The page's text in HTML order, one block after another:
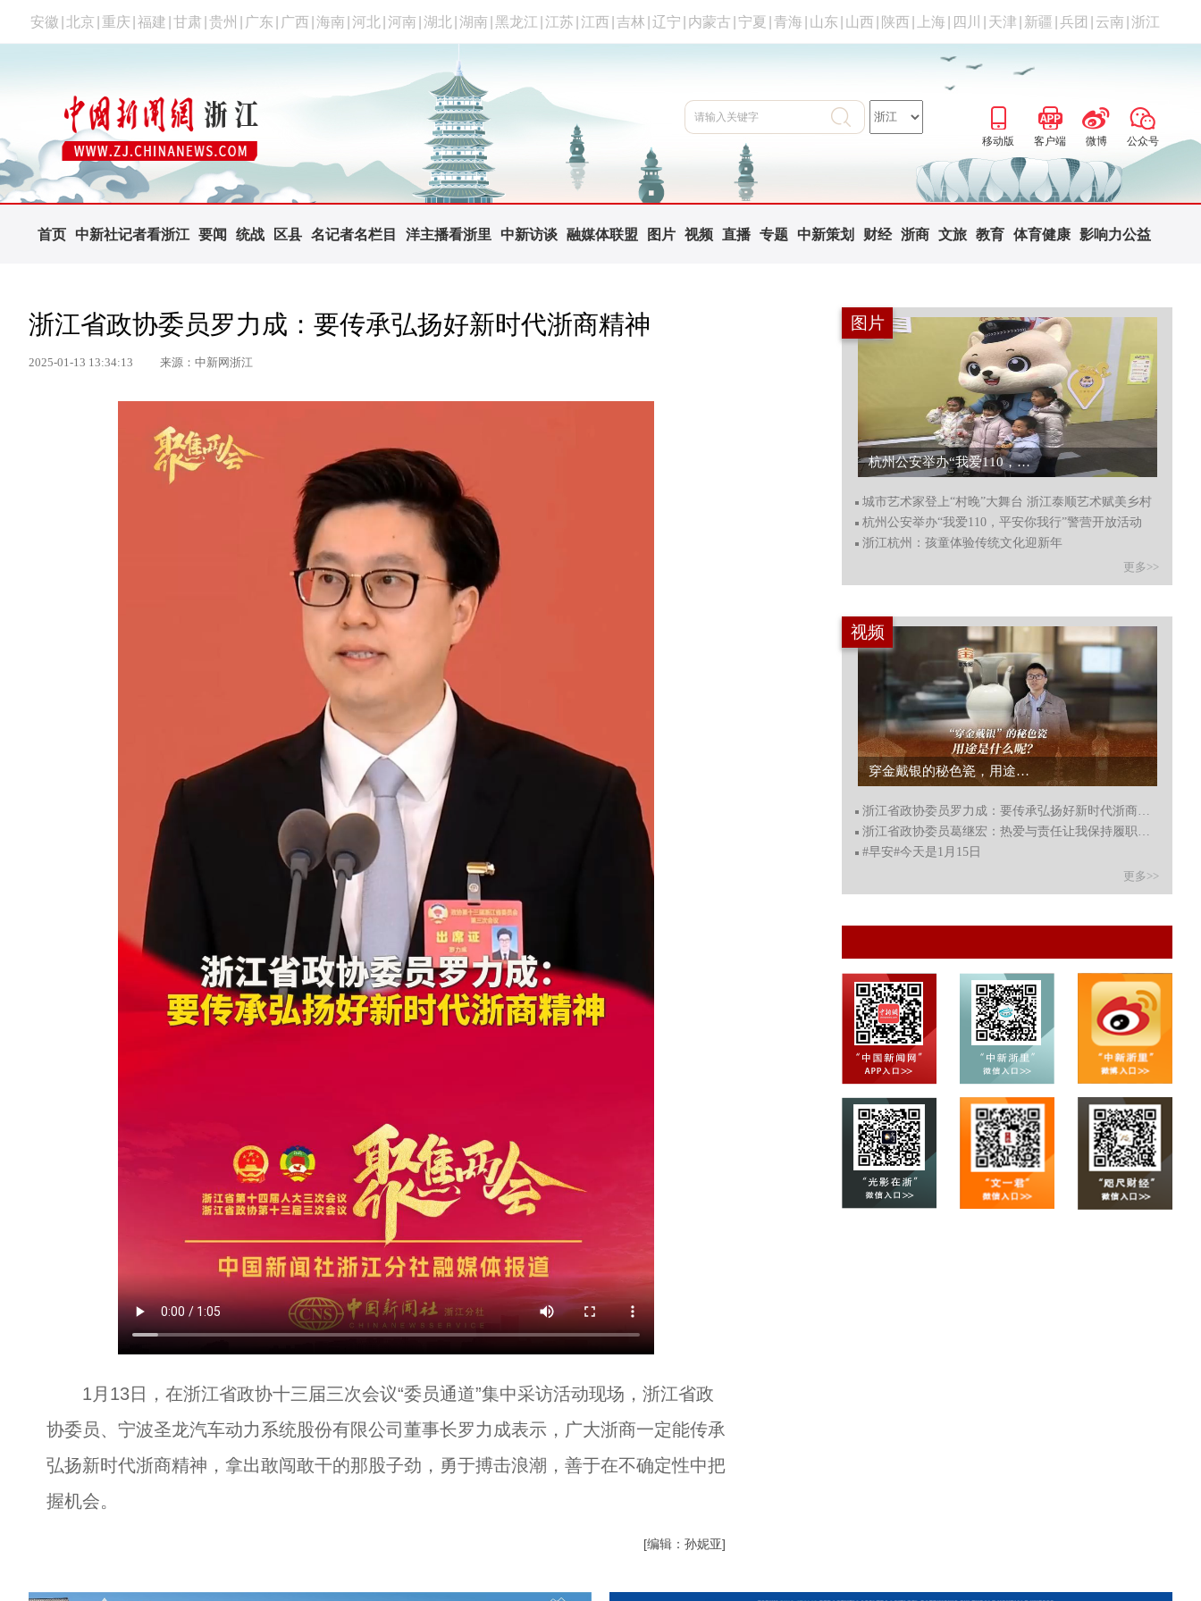
安徽 北京 重庆 福建 甘肃 贵州 广东 广西 海南 河北 河南 湖北 湖南 黑龙江 江苏 江西 吉林 辽宁 内蒙古 宁夏 青海 山东 山西 陕西 上海 四川 天津 新疆 兵团 云南 浙江
移动版 客户端 微博 公众号
首页 中新社记者看浙江 要闻 统战 区县 名记者名栏目 洋主播看浙里 中新访谈 融媒体联盟 图片 视频 直播 专题 中新策划 财经 浙商 文旅 教育 体育健康 影响力公益
浙江省政协委员罗力成：要传承弘扬好新时代浙商精神
2025-01-13 13:34:13 来源：中新网浙江
1月13日，在浙江省政协十三届三次会议“委员通道”集中采访活动现场，浙江省政
协委员、宁波圣龙汽车动力系统股份有限公司董事长罗力成表示，广大浙商一定能传承
弘扬新时代浙商精神，拿出敢闯敢干的那股子劲，勇于搏击浪潮，善于在不确定性中把
握机会。
[编辑：孙妮亚]
图片
杭州公安举办“我爱110，平安你我行”警营开放活动...
城市艺术家登上“村晚”大舞台 浙江泰顺艺术赋美乡村
杭州公安举办“我爱110，平安你我行”警营开放活动
浙江杭州：孩童体验传统文化迎新年
更多>>
视频
穿金戴银的秘色瓷，用途是什么呢？...
浙江省政协委员罗力成：要传承弘扬好新时代浙商精神
浙江省政协委员葛继宏：热爱与责任让我保持履职热情
#早安#今天是1月15日
更多>>